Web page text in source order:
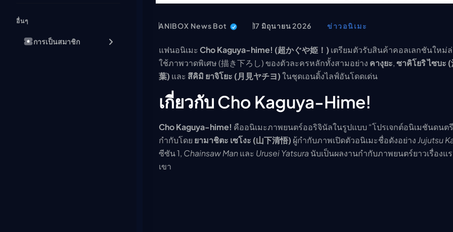
อื่นๆ
การเป็นสมาชิก
ANIBOX News Bot 17 มิถุนายน 2026 ข่าวอนิเมะ
แฟนอนิเมะ Cho Kaguya-hime! (超かぐや姫！) เตรียมตัวรับสินค้าคอลเลกชันใหม่
ใช้ภาพวาดพิเศษ (描き下ろし) ของตัวละครหลักทั้งสามอย่าง คางุยะ,ซาคิโยริ ไซบะ (
葉) และ สึคิมิ ยาจิโยะ (月見ヤチヨ)ในชุดเอนดิ้งไลฟ์อันโดดเด่น
เกี่ยวกับ Cho Kaguya-Hime!
Cho Kaguya-hime! คืออนิเมะภาพยนตร์ออริจินัลในรูปแบบ “โปรเจกต์อนิเมชันดนต
กำกับโดย ยามาชิตะ เซโงะ (山下清悟) ผู้กำกับภาพเปิดตัวอนิเมะชื่อดังอย่างJujutsu
ซีซัน 1, Chainsaw Manและ Urusei Yatsura นับเป็นผลงานกำกับภาพยนตร์ยาวเรื่องแ
เขา